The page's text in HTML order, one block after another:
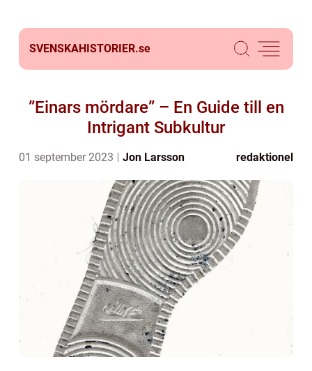
SVENSKAHISTORIER.se
”Einars mördare” – En Guide till en
Intrigant Subkultur
01 september 2023 Jon Larsson redaktionel